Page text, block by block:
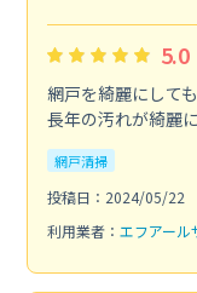
5.0
網戸を綺麗にして
長年の汚れが綺麗
網戸清掃
投稿日：2024/05/22
利用業者： エフアール